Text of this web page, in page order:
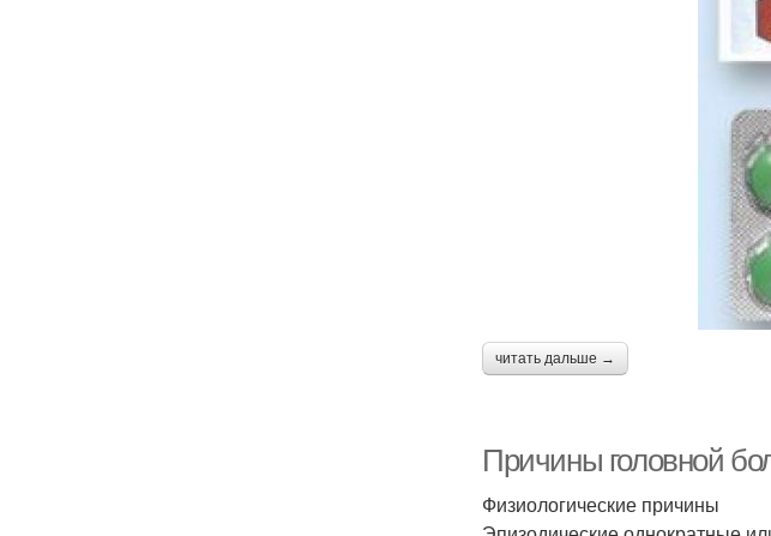
читать дальше →
Причины головной
Физиологические причины